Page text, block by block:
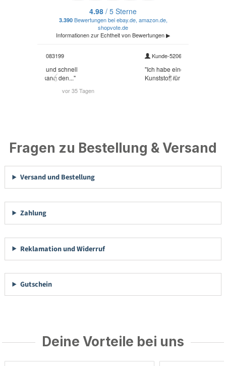
Fragen zu Bestellung & Versand
Versand und Bestellung
Zahlung
Reklamation und Widerruf
Gutschein
Deine Vorteile bei uns